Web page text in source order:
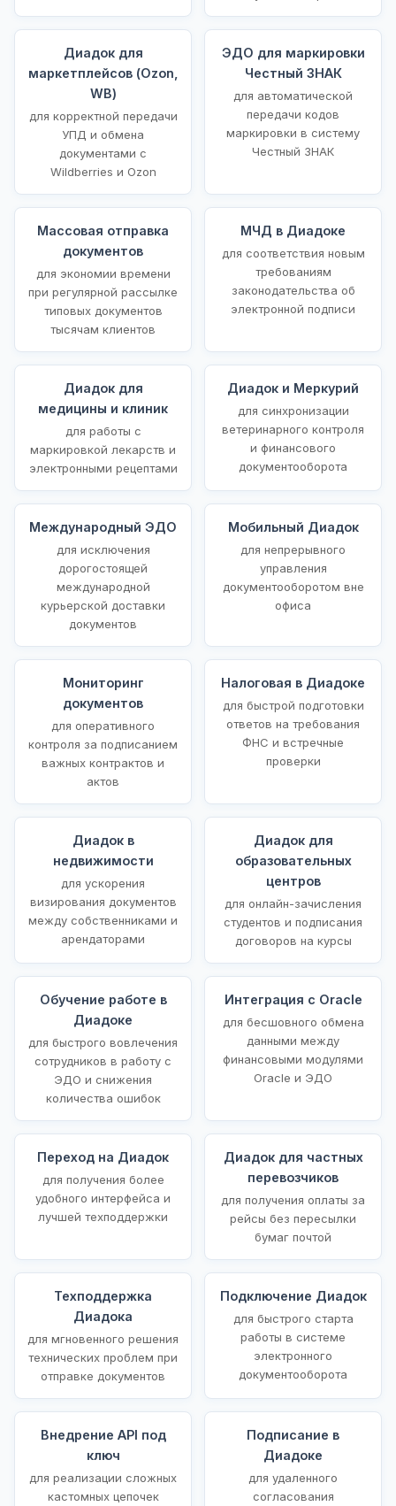
Диадок для
маркетплейсов (Ozon,
WB)
для корректной передачи
УПД и обмена
документами с
Wildberries и Ozon
ЭДО для маркировки
Честный ЗНАК
для автоматической
передачи кодов
маркировки в систему
Честный ЗНАК
Массовая отправка
документов
для экономии времени
при регулярной рассылке
типовых документов
тысячам клиентов
МЧД в Диадоке
для соответствия новым
требованиям
законодательства об
электронной подписи
Диадок для
медицины и клиник
для работы с
маркировкой лекарств и
электронными рецептами
Диадок и Меркурий
для синхронизации
ветеринарного контроля
и финансового
документооборота
Международный ЭДО
для исключения
дорогостоящей
международной
курьерской доставки
документов
Мобильный Диадок
для непрерывного
управления
документооборотом вне
офиса
Мониторинг
документов
для оперативного
контроля за подписанием
важных контрактов и
актов
Налоговая в Диадоке
для быстрой подготовки
ответов на требования
ФНС и встречные
проверки
Диадок в
недвижимости
для ускорения
визирования документов
между собственниками и
арендаторами
Диадок для
образовательных
центров
для онлайн-зачисления
студентов и подписания
договоров на курсы
Обучение работе в
Диадоке
для быстрого вовлечения
сотрудников в работу с
ЭДО и снижения
количества ошибок
Интеграция с Oracle
для бесшовного обмена
данными между
финансовыми модулями
Oracle и ЭДО
Переход на Диадок
для получения более
удобного интерфейса и
лучшей техподдержки
Диадок для частных
перевозчиков
для получения оплаты за
рейсы без пересылки
бумаг почтой
Техподдержка
Диадока
для мгновенного решения
технических проблем при
отправке документов
Подключение Диадок
для быстрого старта
работы в системе
электронного
документооборота
Внедрение API под
ключ
для реализации сложных
кастомных цепочек
Подписание в
Диадоке
для удаленного
согласования